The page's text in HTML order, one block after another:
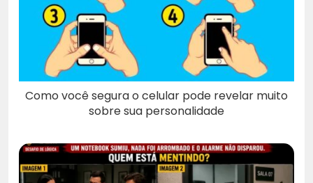
Como você segura o celular pode revelar muito
sobre sua personalidade